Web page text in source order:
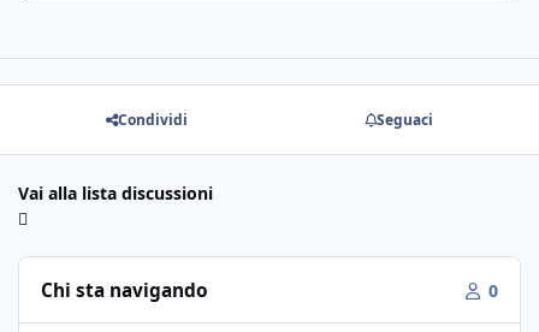
Condividi Seguaci
Vai alla lista discussioni
Chi sta navigando 0